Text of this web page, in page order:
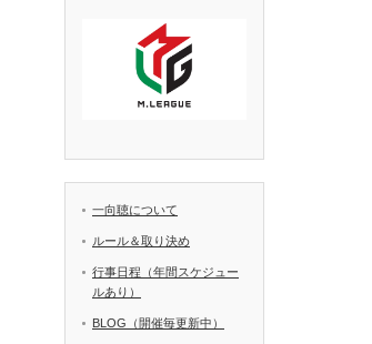
一向聴について
ルール＆取り決め
行事日程（年間スケジュー
ルあり）
BLOG（開催毎更新中）